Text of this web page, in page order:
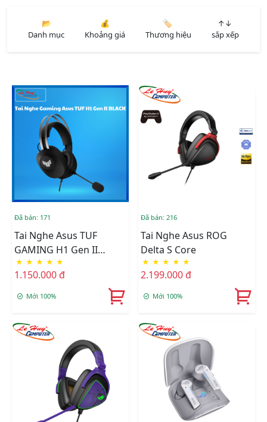
📂
Danh mục
💰
Khoảng giá
🏷️
Thương hiệu
↑↓
sắp xếp
Đã bán: 171
Tai Nghe Asus TUF
GAMING H1 Gen II
BLACK
★ ★ ★ ★ ★
1.150.000 đ
Mới 100%
Đã bán: 216
Tai Nghe Asus ROG
Delta S Core
★ ★ ★ ★ ★
2.199.000 đ
Mới 100%